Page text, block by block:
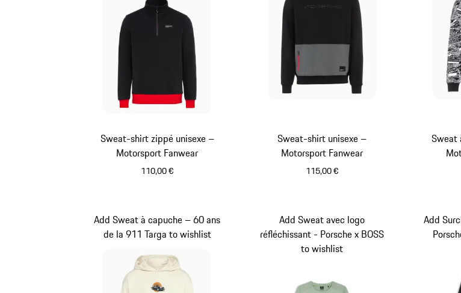
Sweat-shirt zippé unisexe –
Motorsport Fanwear
110,00 €
Sweat-shirt unisexe –
Motorsport Fanwear
115,00 €
Sweat
Add Sweat à capuche – 60 ans
de la 911 Targa to wishlist
Add Sweat avec logo
réfléchissant - Porsche x BOSS
to wishlist
Add